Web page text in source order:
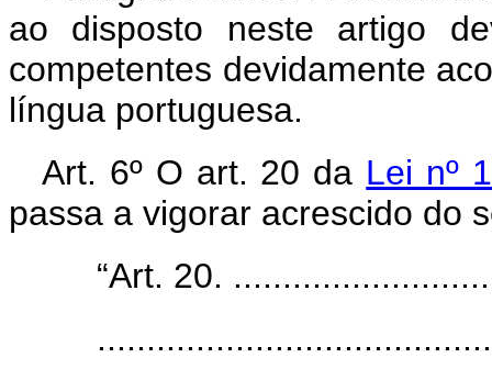
ao disposto neste artigo
competentes devidamente
língua portuguesa.
Art. 6º O art. 20 da Lei nº
passa a vigorar acrescido do
“Art. 20.